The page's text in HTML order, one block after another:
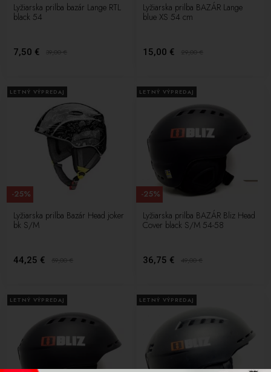
Lyžiarska prilba bazár Lange RTL
black 54
7,50 € 39,00€
Lyžiarska prilba BAZÁR Lange
blue XS 54 cm
15,00 € 29,00€
LETNÝ VÝPREDAJ
Lyžiarska prilba Bazár Head joker
bk S/M
44,25 € 59,00€
-25%
LETNÝ VÝPREDAJ
Lyžiarska prilba BAZÁR Bliz Head
Cover black S/M 54-58
36,75 € 49,00€
-25%
LETNÝ VÝPREDAJ LETNÝ VÝPREDAJ